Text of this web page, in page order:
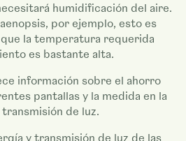
humidificación del aire.
por ejemplo, esto es
la temperatura requerida
es bastante alta.
información sobre el ahorro
pantallas y la medida en la
de luz.
y transmisión de luz de las